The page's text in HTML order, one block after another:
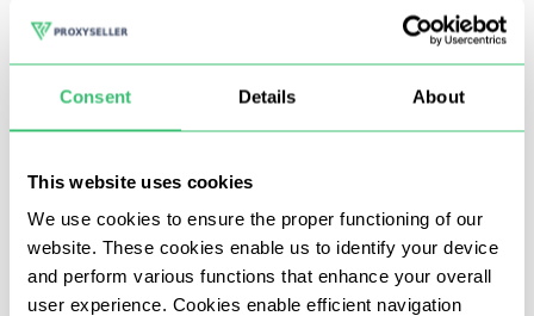
Consent Details About
This website uses cookies
We use cookies to ensure the proper functioning of our
website. These cookies enable us to identify your device
and perform various functions that enhance your overall
user experience. Cookies enable efficient navigation
니다. Proxy-Seller에서는 Metin2 게임을 위한 개인 프록시
Proxy-Seller에서는 Metin2에 최적화된 빠르고 안정적인 프
록시 서버를 제공해드립니다. 이를 통해 게임 경험을 원활하